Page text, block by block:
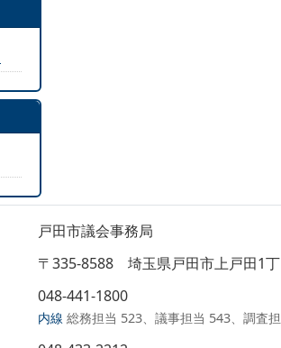
戸田市議会事務局
〒335-8588 埼玉県戸田市上戸田1
048-441-1800
内線 総務担当 523、議事担当 543、調査